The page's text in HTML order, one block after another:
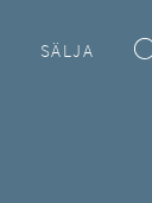
SÄLJA